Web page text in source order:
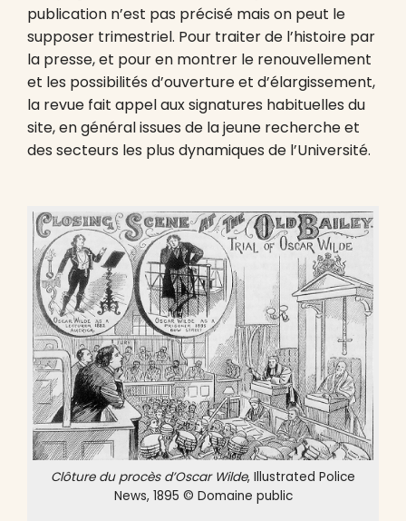
publication n’est pas précisé mais on peut le
supposer trimestriel. Pour traiter de l’histoire par
la presse, et pour en montrer le renouvellement
et les possibilités d’ouverture et d’élargissement,
la revue fait appel aux signatures habituelles du
site, en général issues de la jeune recherche et
des secteurs les plus dynamiques de l’Université.
Clôture du procès d’Oscar Wilde, Illustrated Police
News, 1895 © Domaine public